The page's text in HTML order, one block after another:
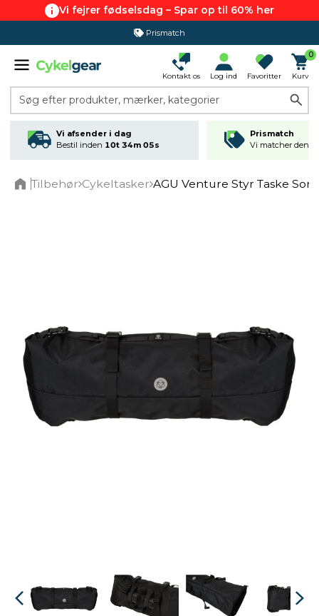
Vi fejrer fødselsdag – Spar op til 60% her
Prismatch
Kontakt os Log ind Favoritter
0
Kurv
Søg efter produkter, mærker, kategorier
Vi afsender i dag
Bestil inden 10t 34m 05s
Prismatch
Vi matcher den
Tilbehør Cykeltasker AGU Venture Styr Taske Sort